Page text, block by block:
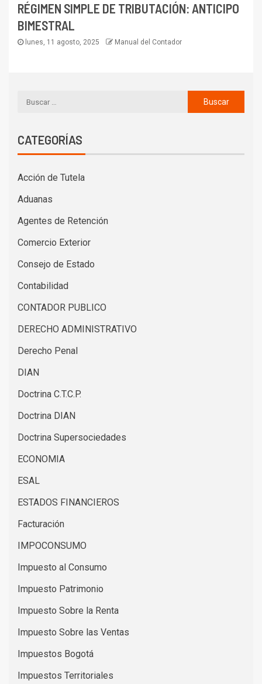
RÉGIMEN SIMPLE DE TRIBUTACIÓN: ANTICIPO
BIMESTRAL
lunes, 11 agosto, 2025 Manual del Contador
CATEGORÍAS
Acción de Tutela
Aduanas
Agentes de Retención
Comercio Exterior
Consejo de Estado
Contabilidad
CONTADOR PUBLICO
DERECHO ADMINISTRATIVO
Derecho Penal
DIAN
Doctrina C.T.C.P.
Doctrina DIAN
Doctrina Supersociedades
ECONOMIA
ESAL
ESTADOS FINANCIEROS
Facturación
IMPOCONSUMO
Impuesto al Consumo
Impuesto Patrimonio
Impuesto Sobre la Renta
Impuesto Sobre las Ventas
Impuestos Bogotá
Impuestos Territoriales